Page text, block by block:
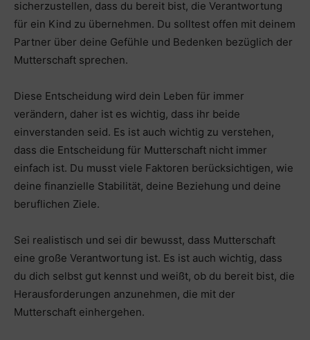
sicherzustellen, dass du bereit bist, die Verantwortung
für ein Kind zu übernehmen. Du solltest offen mit deinem
Partner über deine Gefühle und Bedenken bezüglich der
Mutterschaft sprechen.
Diese Entscheidung wird dein Leben für immer
verändern, daher ist es wichtig, dass ihr beide
einverstanden seid. Es ist auch wichtig zu verstehen,
dass die Entscheidung für Mutterschaft nicht immer
einfach ist. Du musst viele Faktoren berücksichtigen, wie
deine finanzielle Stabilität, deine Beziehung und deine
beruflichen Ziele.
Sei realistisch und sei dir bewusst, dass Mutterschaft
eine große Verantwortung ist. Es ist auch wichtig, dass
du dich selbst gut kennst und weißt, ob du bereit bist, die
Herausforderungen anzunehmen, die mit der
Mutterschaft einhergehen.